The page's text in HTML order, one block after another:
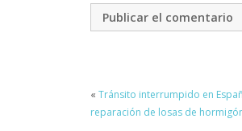
« Tránsito interrumpido en
reparación de losas de